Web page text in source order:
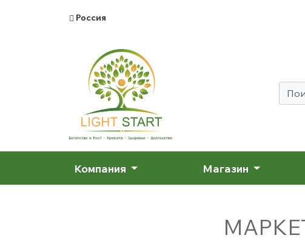
Россия
Компания Магазин